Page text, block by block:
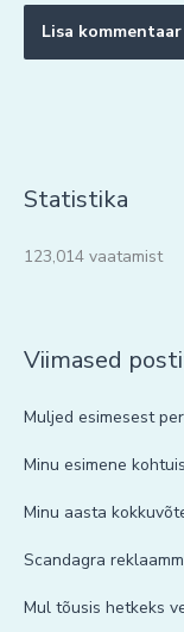
Statistika
123,014 vaatamist
Viimased
Muljed esimesest
Minu esimene
Minu aasta
Scandagra
Mul tõusis hetkeks